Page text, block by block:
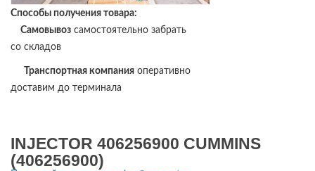
Способы получения товара:
Самовывоз самостоятельно забрать
со складов
Транспортная компания оперативно
доставим до терминала
INJECTOR 406256900 CUMMINS
(406256900)